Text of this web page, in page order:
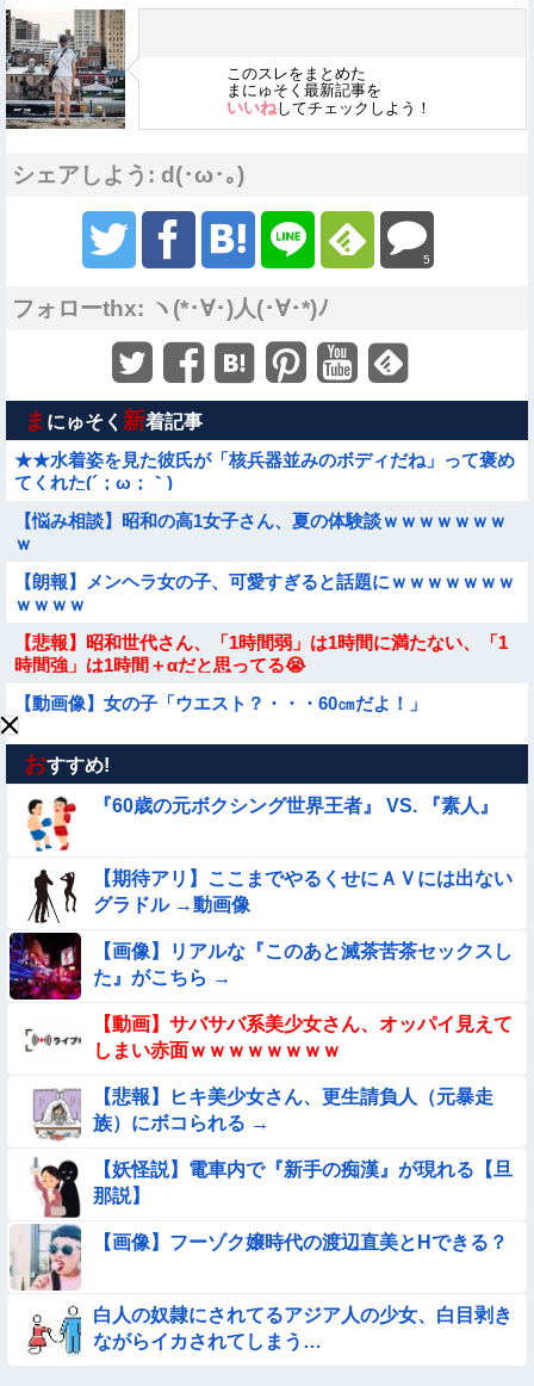
このスレをまとめた
まにゅそく最新記事を
いいねしてチェックしよう！
シェアしよう: d(･ω･｡)
5
フォローthx: ヽ(*･∀･)人(･∀･*)ﾉ
ま にゅそく 新着記事
★★水着姿を見た彼氏が「核兵器並みのボディだね」って褒め
てくれた(´；ω；｀)
【悩み相談】昭和の高1女子さん、夏の体験談ｗｗｗｗｗｗｗ
ｗ
【朗報】メンヘラ女の子、可愛すぎると話題にｗｗｗｗｗｗｗ
ｗｗｗｗ
【悲報】昭和世代さん、「1時間弱」は1時間に満たない、「1
時間強」は1時間＋αだと思ってる😭
【動画像】女の子「ウエスト？・・・60㎝だよ！」
★★昨晩、久しぶりに嫁とセックスしたんだが・・・
【動画】ピザ屋のバイト女、クッソせこい『ツマミ食い』をし
て炎上
【動画】野犬の群れに襲われた男性、とんでもない方法で制圧
するｗｗｗｗｗｗｗ
【動画】町の中華料理屋さん、娘の採用で人気店になってしま
う
ｗｗｗｗｗｗｗ
ろ！飛ぶぞ」
【動画】アンドロイドみたいな女子小学生が発見される
【参考画像】脱がしたら『残念オッパイ』を褒める時の模範解
【動画あり】ボーイッシュ美少女「どうしたん？おっぱい揉
む？❤」
★★同格のように語られてるけど実際は『雲泥の差』があるも
のと言えば？
おすすめ!
『60歳の元ボクシング世界王者』 VS. 『素人』
【期待アリ】ここまでやるくせにＡＶには出ない
グラドル →動画像
【画像】リアルな『このあと滅茶苦茶セックスし
た』がこちら →
【動画】サバサバ系美少女さん、オッパイ見えて
しまい赤面ｗｗｗｗｗｗｗｗ
【悲報】ヒキ美少女さん、更生請負人（元暴走
族）にボコられる →
【妖怪説】電車内で『新手の痴漢』が現れる【旦
那説】
【画像】フーゾク嬢時代の渡辺直美とHできる？
白人の奴隷にされてるアジア人の少女、白目剥き
ながらイカされてしまう…